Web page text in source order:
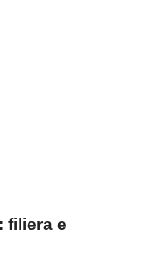
filiera e